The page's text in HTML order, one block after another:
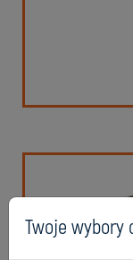
Twoje wybory